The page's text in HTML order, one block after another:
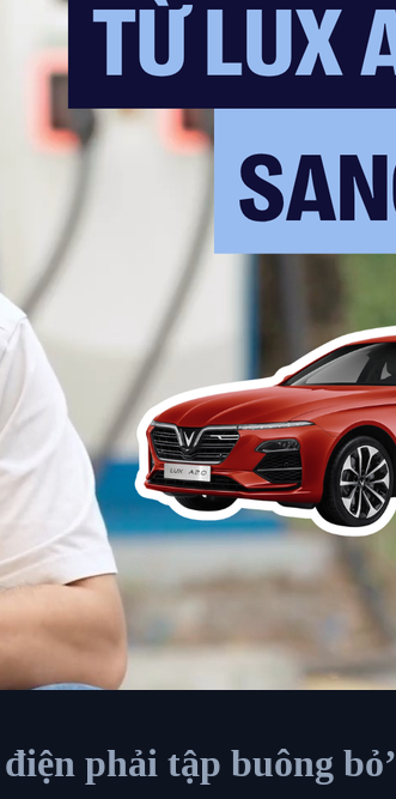
phải tập buông bỏ’